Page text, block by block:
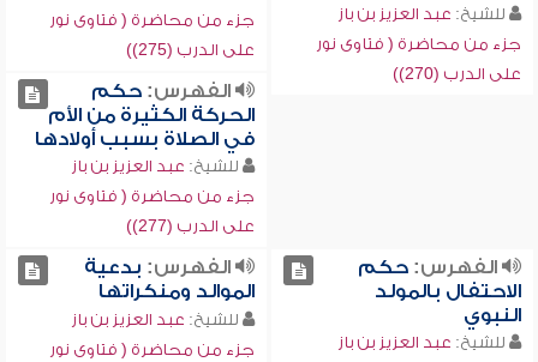
للشيخ: عبد العزيز بن باز
جزء من محاضرة ( فتاوى نور
على الدرب (270))
جزء من محاضرة ( فتاوى نور
على الدرب (275))
الفهرس:حكم
الحركة الكثيرة من الأم
في الصلاة بسبب أولادها
للشيخ: عبد العزيز بن باز
جزء من محاضرة ( فتاوى نور
على الدرب (277))
الفهرس:حكم
الاحتفال بالمولد
النبوي
للشيخ: عبد العزيز بن باز
الفهرس: بدعية
الموالد ومنكراتها
للشيخ: عبد العزيز بن باز
جزء من محاضرة ( فتاوى نور